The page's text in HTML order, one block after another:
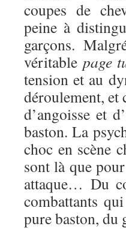
coupes de
peine à
garçons.
véritable page
tension et au
déroulement, et
d’angoisse et
baston. La
choc en scène
sont là que
attaque… Du
combattants
pure baston, du